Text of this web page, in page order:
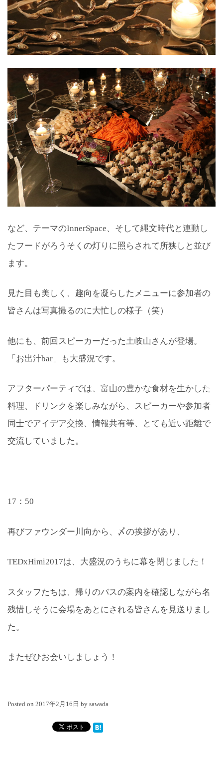
など、テーマのInnerSpace、そして縄文時代と連動し
たフードがろうそくの灯りに照らされて所狭しと並び
ます。
見た目も美しく、趣向を凝らしたメニューに参加者の
皆さんは写真撮るのに大忙しの様子（笑）
他にも、前回スピーカーだった土岐山さんが登場。
「お出汁bar」も大盛況です。
アフターパーティでは、富山の豊かな食材を生かした
料理、ドリンクを楽しみながら、スピーカーや参加者
同士でアイデア交換、情報共有等、とても近い距離で
交流していました。
17：50
再びファウンダー川向から、〆の挨拶があり、
TEDxHimi2017は、大盛況のうちに幕を閉じました！
スタッフたちは、帰りのバスの案内を確認しながら名
残惜しそうに会場をあとにされる皆さんを見送りまし
た。
またぜひお会いしましょう！
Posted on 2017年2月16日 by sawada